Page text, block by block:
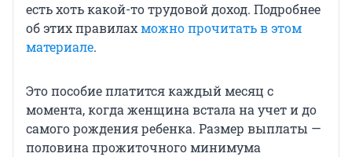
есть хоть какой-то трудовой доход. Подробнее
об этих правилахможно прочитать в этом
материале.
Это пособие платится каждый месяц с
момента, когда женщина встала на учет и до
самого рождения ребенка. Размер выплаты —
половина прожиточного минимума